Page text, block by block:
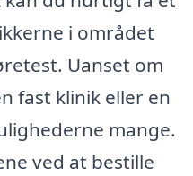
i området
Uanset om
fast klinik eller en
mange.
ved at bestille